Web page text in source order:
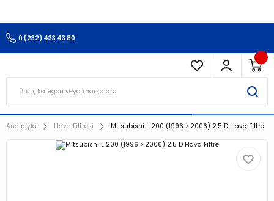
0 (232) 433 43 80
Anasayfa Hava Filtresi Mitsubishi L 200 (1996 > 2006) 2.5 D Hava Filtre